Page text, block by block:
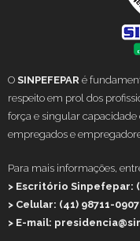
O SINPEFEPAR é
respeito em prol dos
força e singular
empregados e
Para mais informações,
> Escritório Sinpefepar:
> Celular: (41) 98711-0907
> E-mail: